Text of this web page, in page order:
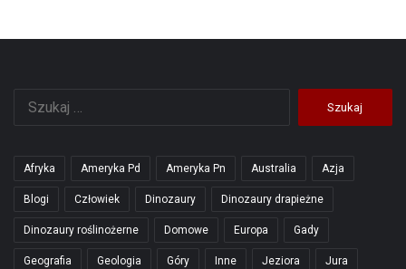
Afryka Ameryka Pd Ameryka Pn Australia Azja
Blogi Człowiek Dinozaury Dinozaury drapieżne
Dinozaury roślinożerne Domowe Europa Gady
Geografia Geologia Góry Inne Jeziora Jura